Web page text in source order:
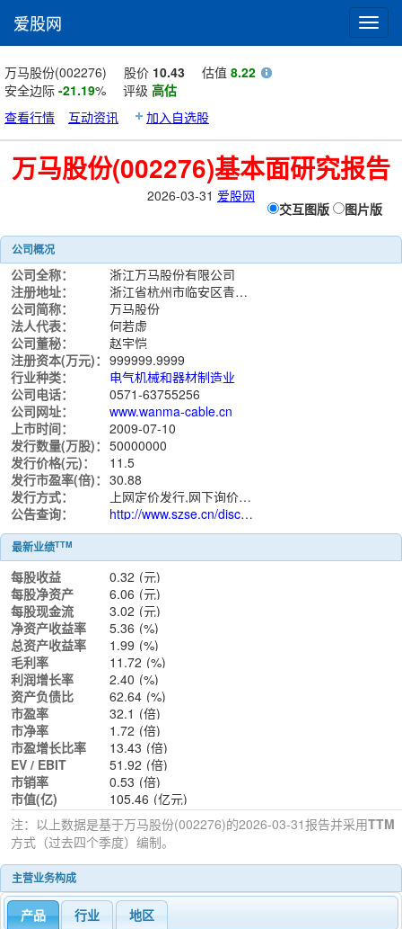
爱股网
万马股份(002276) 股价 10.43 估值 8.22
安全边际 -21.19% 评级 高估
查看行情
互动资讯 加入自选股
万马股份(002276)基本面研究报告
2026-03-31 爱股网
交互图版 图片版
公司概况
公司全称：
浙江万马股份有限公司
注册地址：
浙江省杭州市临安区青山湖街道鹤亭街896号
公司简称：
万马股份
法人代表：
何若虚
公司董秘：
赵宇恺
注册资本(万元)： 999999.9999
行业种类：
电气机械和器材制造业
公司电话：
0571-63755256
公司网址：
www.wanma-cable.cn
上市时间：
2009-07-10
发行数量(万股)： 50000000
发行价格(元)：
11.5
发行市盈率(倍)： 30.88
发行方式：
上网定价发行,网下询价发行
公告查询：
http://www.szse.cn/disclosure/listed/notice/index.html?stock=002276
最新业绩TTM
每股收益 0.32 (元)
每股净资产
6.06 (元)
每股现金流
3.02 (元)
净资产收益率
5.36 (%)
总资产收益率
1.99 (%)
毛利率
11.72 (%)
利润增长率
2.40 (%)
资产负债比
62.64 (%)
市盈率
32.1 (倍)
市净率
1.72 (倍)
市盈增长比率
13.43 (倍)
EV / EBIT
51.92 (倍)
市销率
0.53 (倍)
市值(亿)
105.46 (亿元)
注：以上数据是基于万马股份(002276)的2026-03-31报告并采用TTM
方式（过去四个季度）编制。
主营业务构成
产品 行业 地区